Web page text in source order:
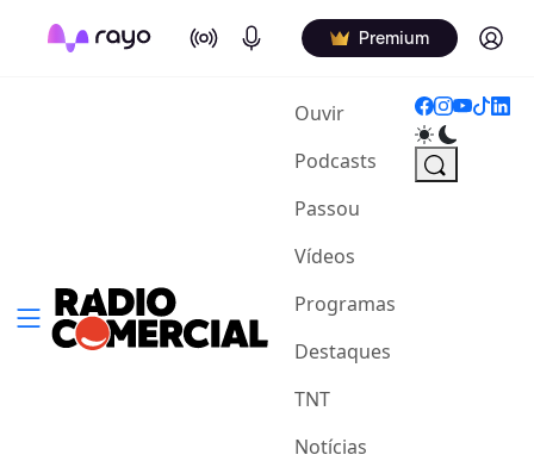
On Air Podcasts Premium Log in
Ouvir(current)
Podcasts
Passou
Vídeos
Programas
Destaques
TNT
Notícias